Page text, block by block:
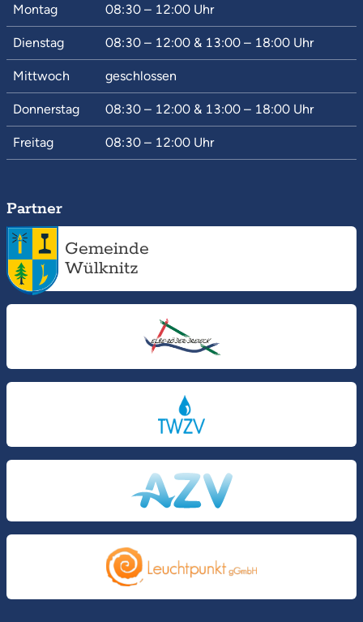
Montag 08:30 – 12:00 Uhr
Dienstag 08:30 – 12:00 & 13:00 – 18:00 Uhr
Mittwoch geschlossen
Donnerstag 08:30 – 12:00 & 13:00 – 18:00 Uhr
Freitag 08:30 – 12:00 Uhr
Partner
Gemeinde
Wülknitz